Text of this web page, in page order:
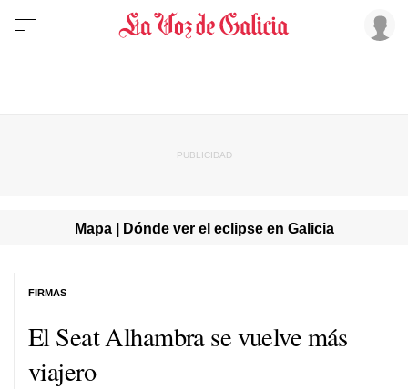
Mapa | Dónde ver el eclipse en Galicia
El Seat Alhambra se vuelve más
viajero
FIRMAS